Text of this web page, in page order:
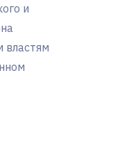
и
властям